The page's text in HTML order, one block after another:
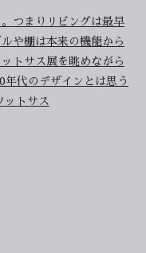
つまりリビングは最早
や棚は本来の機能から
トサス展を眺めながら
代のデザインとは思う
トサス